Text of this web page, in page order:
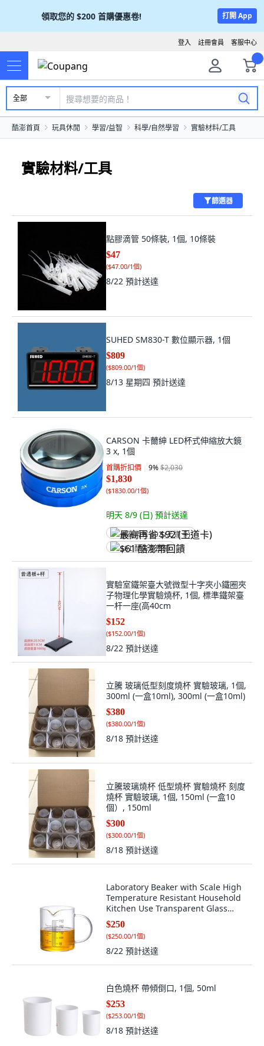
領取您的 $200 首購優惠卷! 打開 App
客服中心
註冊會員
登入
全部
酷澎首頁 玩具休閒 學習/益智 科學/自然學習 實驗材料/工具
實驗材料/工具
篩選器
點膠滴管 50條裝, 1個, 10條裝
$47
($47.00/1個)
8/22 預計送達
SUHED SM830-T 數位顯示器, 1個
$809
($809.00/1個)
8/13 星期四 預計送達
CARSON 卡薾紳 LED杯式伸縮放大鏡
3 x, 1個
首購折扣價 9%$2,030
$1,830
($1830.00/1個)
明天 8/9 (日) 預計送達
最高再省 $92 (王道卡)
$61 酷澎幣回饋
實驗室鐵架臺大號微型十字夾小鐵圈夾
子物理化學實驗燒杯, 1個, 標準鐵架臺
一杆一座(高40cm
$152
($152.00/1個)
8/22 預計送達
立騰 玻璃低型刻度燒杯 實驗玻璃, 1個,
300ml (一盒10ml), 300ml (一盒10ml)
$380
($380.00/1個)
8/18 預計送達
立騰玻璃燒杯 低型燒杯 實驗燒杯 刻度
燒杯 實驗玻璃, 1個, 150ml (一盒10
個）, 150ml
$300
($300.00/1個)
8/18 預計送達
Laboratory Beaker with Scale High
Temperature Resistant Household
Kitchen Use Transparent Glass
Measuring Cup, 1個, 加厚量杯
250ML 小容量, 250ml
$250
($250.00/1個)
8/22 預計送達
白色燒杯 帶傾倒口, 1個, 50ml
$253
($253.00/1個)
8/18 預計送達